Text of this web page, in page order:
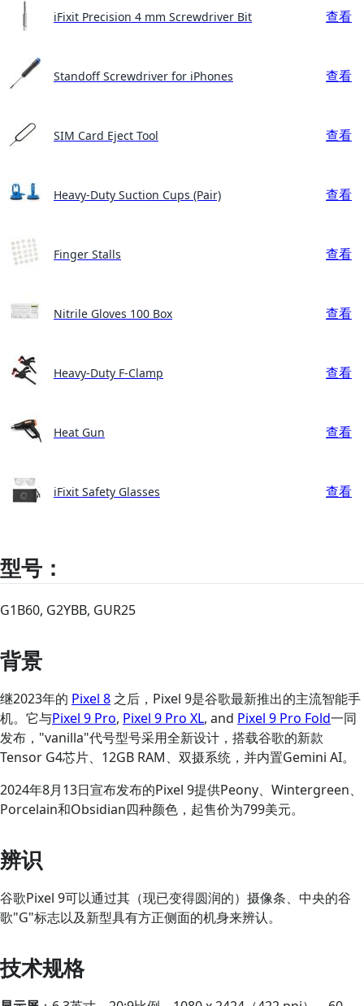
iFixit Precision 4 mm Screwdriver Bit 查看
Standoff Screwdriver for iPhones 查看
SIM Card Eject Tool 查看
Heavy-Duty Suction Cups (Pair) 查看
Finger Stalls 查看
Nitrile Gloves 100 Box 查看
Heavy-Duty F-Clamp 查看
Heat Gun 查看
iFixit Safety Glasses 查看
型号：
G1B60, G2YBB, GUR25
背景
继2023年的 Pixel 8 之后，Pixel 9是谷歌最新推出的主流智能手
机。它与Pixel 9 Pro, Pixel 9 Pro XL, and Pixel 9 Pro Fold一同
发布，"vanilla"代号型号采用全新设计，搭载谷歌的新款
Tensor G4芯片、12GB RAM、双摄系统，并内置Gemini AI。
2024年8月13日宣布发布的Pixel 9提供Peony、Wintergreen、
Porcelain和Obsidian四种颜色，起售价为799美元。
辨识
谷歌Pixel 9可以通过其（现已变得圆润的）摄像条、中央的谷
歌"G"标志以及新型具有方正侧面的机身来辨认。
技术规格